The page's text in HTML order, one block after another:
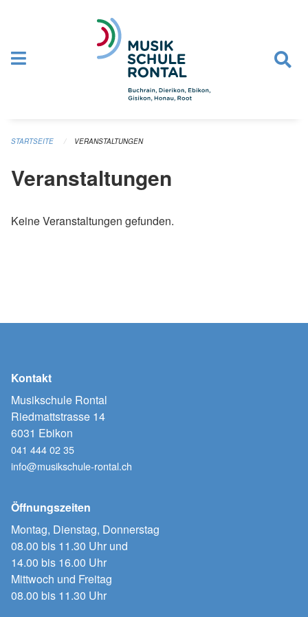
STARTSEITE VERANSTALTUNGEN
Veranstaltungen
Keine Veranstaltungen gefunden.
Kontakt
Musikschule Rontal
Riedmattstrasse 14
6031 Ebikon
041 444 02 35
info@musikschule-rontal.ch
Öffnungszeiten
Montag, Dienstag, Donnerstag
08.00 bis 11.30 Uhr und
14.00 bis 16.00 Uhr
Mittwoch und Freitag
08.00 bis 11.30 Uhr